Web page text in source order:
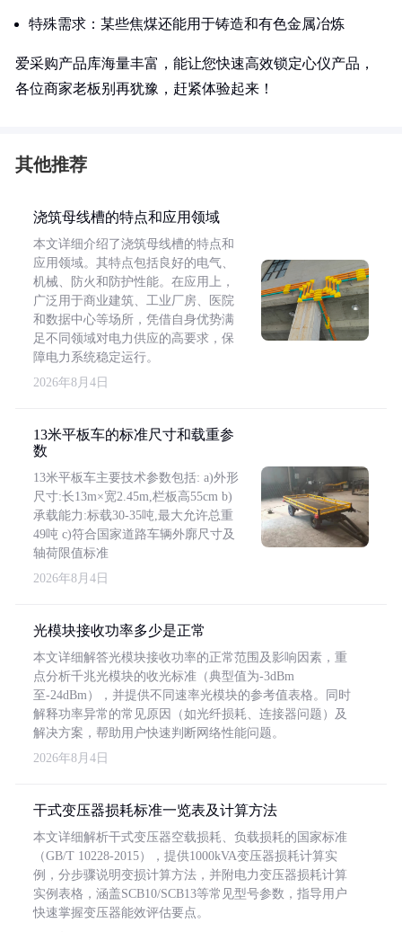
特殊需求：某些焦煤还能用于铸造和有色金属冶炼
爱采购产品库海量丰富，能让您快速高效锁定心仪产品，
各位商家老板别再犹豫，赶紧体验起来！
其他推荐
浇筑母线槽的特点和应用领域
本文详细介绍了浇筑母线槽的特点和
应用领域。其特点包括良好的电气、
机械、防火和防护性能。在应用上，
广泛用于商业建筑、工业厂房、医院
和数据中心等场所，凭借自身优势满
足不同领域对电力供应的高要求，保
障电力系统稳定运行。
2026年8月4日
13米平板车的标准尺寸和载重参
数
13米平板车主要技术参数包括: a)外形
尺寸:长13m×宽2.45m,栏板高55cm b)
承载能力:标载30-35吨,最大允许总重
49吨 c)符合国家道路车辆外廓尺寸及
轴荷限值标准
2026年8月4日
光模块接收功率多少是正常
本文详细解答光模块接收功率的正常范围及影响因素，重
点分析千兆光模块的收光标准（典型值为-3dBm
至-24dBm），并提供不同速率光模块的参考值表格。同时
解释功率异常的常见原因（如光纤损耗、连接器问题）及
解决方案，帮助用户快速判断网络性能问题。
2026年8月4日
干式变压器损耗标准一览表及计算方法
本文详细解析干式变压器空载损耗、负载损耗的国家标准
（GB/T 10228-2015），提供1000kVA变压器损耗计算实
例，分步骤说明变损计算方法，并附电力变压器损耗计算
实例表格，涵盖SCB10/SCB13等常见型号参数，指导用户
快速掌握变压器能效评估要点。